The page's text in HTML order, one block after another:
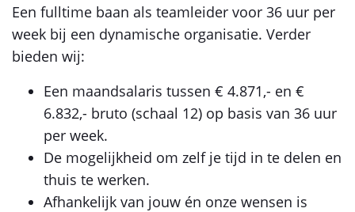
Een fulltime baan als teamleider voor 36 uur per
week bij een dynamische organisatie. Verder
bieden wij:
Een maandsalaris tussen € 4.871,- en €
6.832,- bruto (schaal 12) op basis van 36 uur
per week.
De mogelijkheid om zelf je tijd in te delen en
thuis te werken.
Afhankelijk van jouw én onze wensen is